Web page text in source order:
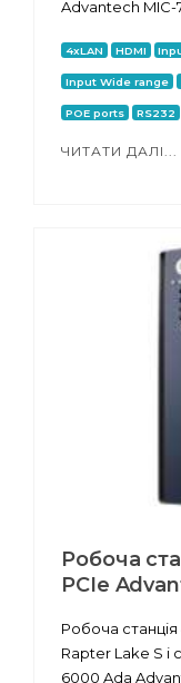
Advantech MIC-
4xLAN HDMI
Input Wide range
POE ports RS232
ЧИТАТИ ДАЛІ...
Робоча
PCIe
Робоча
Rapter Lake S і
6000 Ada